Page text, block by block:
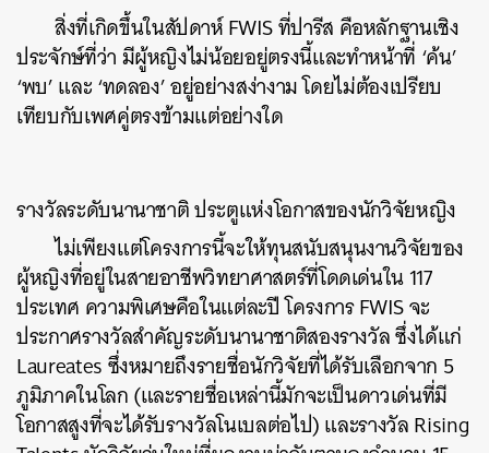
สิ่งที่เกิดขึ้นในสัปดาห์ FWIS ที่ปารีส คือหลักฐานเชิง
ประจักษ์ที่ว่า มีผู้หญิงไม่น้อยอยู่ตรงนี้และทำหน้าที่ ‘ค้น’
‘พบ’ และ ‘ทดลอง’ อยู่อย่างสง่างาม โดยไม่ต้องเปรียบ
เทียบกับเพศคู่ตรงข้ามแต่อย่างใด
รางวัลระดับนานาชาติ ประตูแห่งโอกาสของนักวิจัยหญิง
ไม่เพียงแต่โครงการนี้จะให้ทุนสนับสนุนงานวิจัยของ
ผู้หญิงที่อยู่ในสายอาชีพวิทยาศาสตร์ที่โดดเด่นใน 117
ประเทศ ความพิเศษคือในแต่ละปี โครงการ FWIS จะ
ประกาศรางวัลสำคัญระดับนานาชาติสองรางวัล ซึ่งได้แก่
Laureates ซึ่งหมายถึงรายชื่อนักวิจัยที่ได้รับเลือกจาก 5
ภูมิภาคในโลก (และรายชื่อเหล่านี้มักจะเป็นดาวเด่นที่มี
โอกาสสูงที่จะได้รับรางวัลโนเบลต่อไป) และรางวัล Rising